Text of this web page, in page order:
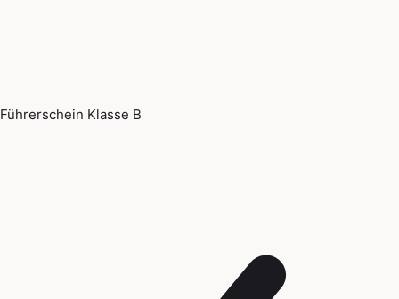
Führerschein Klasse B